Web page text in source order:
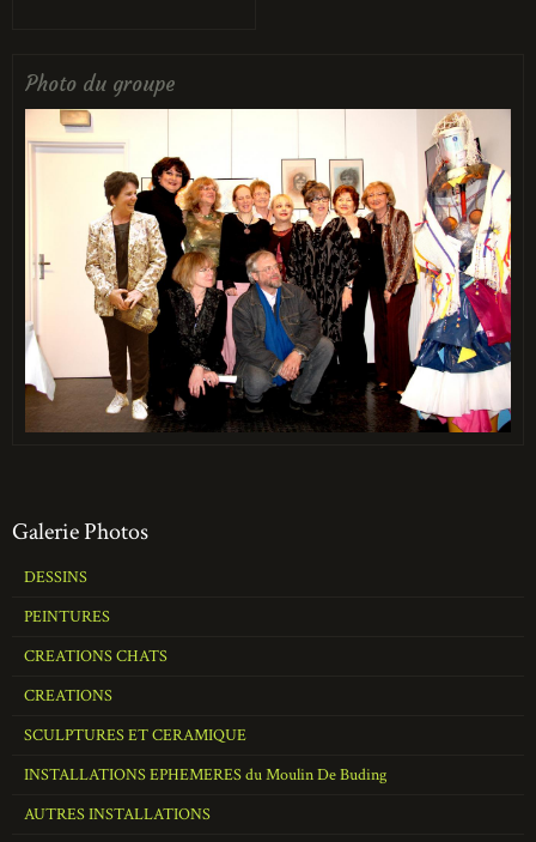
Photo du groupe
Galerie Photos
DESSINS
PEINTURES
CREATIONS CHATS
CREATIONS
SCULPTURES ET CERAMIQUE
INSTALLATIONS EPHEMERES du Moulin De Buding
AUTRES INSTALLATIONS